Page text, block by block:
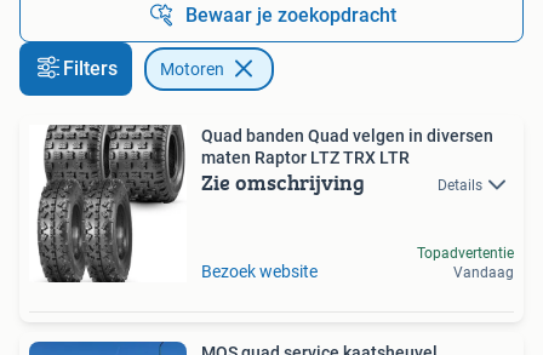
Bewaar je zoekopdracht
Filters Motoren
Quad banden Quad velgen in diversen
maten Raptor LTZ TRX LTR
Zie omschrijving Details
Bezoek website
Topadvertentie
Vandaag